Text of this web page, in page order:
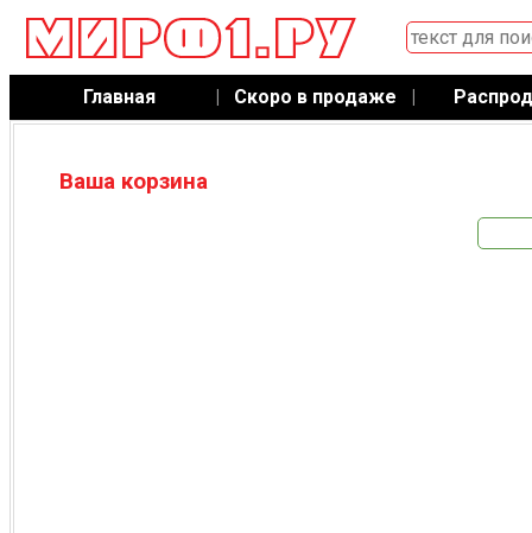
Главная | Скоро в продаже |
Ваша корзина